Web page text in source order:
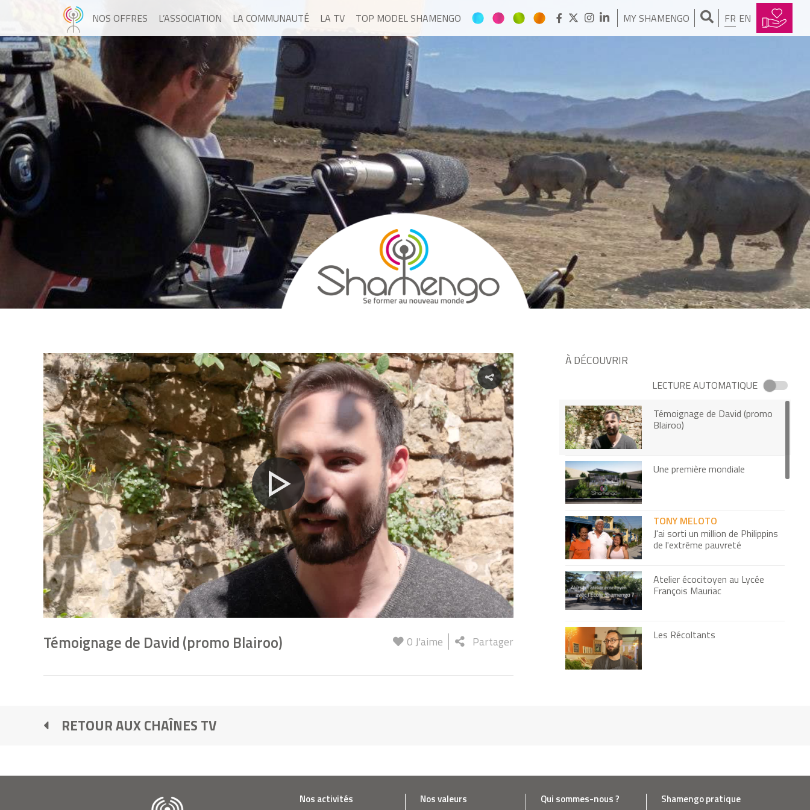
NOS OFFRES L’ASSOCIATION LA COMMUNAUTÉ LA TV TOP MODEL SHAMENGO MY SHAMENGO FR EN
Témoignage de David (promo Blairoo) 0 J'aime Partager
À DÉCOUVRIR
LECTURE AUTOMATIQUE
Témoignage de David (promo
Blairoo)
Une première mondiale
TONY MELOTO
J'ai sorti un million de Philippins
de l'extrême pauvreté
Atelier écocitoyen au Lycée
François Mauriac
Les Récoltants
RETOUR AUX CHAÎNES TV
Nos activités Nos valeurs Qui sommes-nous ? Shamengo pratique